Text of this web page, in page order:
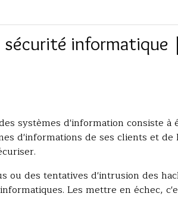
sécurité informatique
systèmes d'information consiste à
d'informations de ses clients et de
ou des tentatives d'intrusion des
Les mettre en échec,